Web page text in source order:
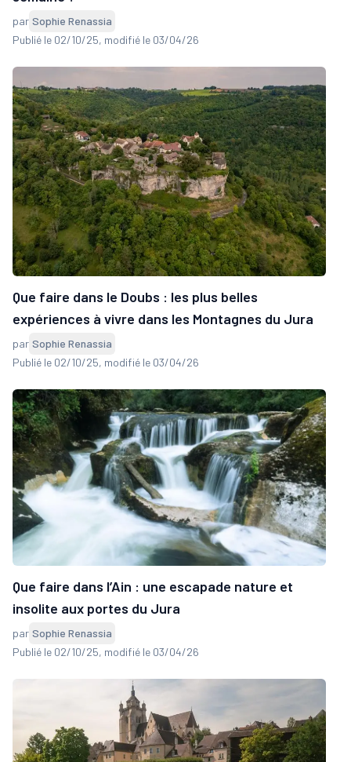
par Sophie Renassia
Publié le 02/10/25, modifié le 03/04/26
Que faire dans le Doubs : les plus belles
expériences à vivre dans les Montagnes du Jura
par Sophie Renassia
Publié le 02/10/25, modifié le 03/04/26
Que faire dans l’Ain : une escapade nature et
insolite aux portes du Jura
par Sophie Renassia
Publié le 02/10/25, modifié le 03/04/26